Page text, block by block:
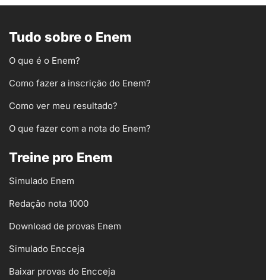
Tudo sobre o Enem
O que é o Enem?
Como fazer a inscrição do Enem?
Como ver meu resultado?
O que fazer com a nota do Enem?
Treine pro Enem
Simulado Enem
Redação nota 1000
Download de provas Enem
Simulado Encceja
Baixar provas do Encceja